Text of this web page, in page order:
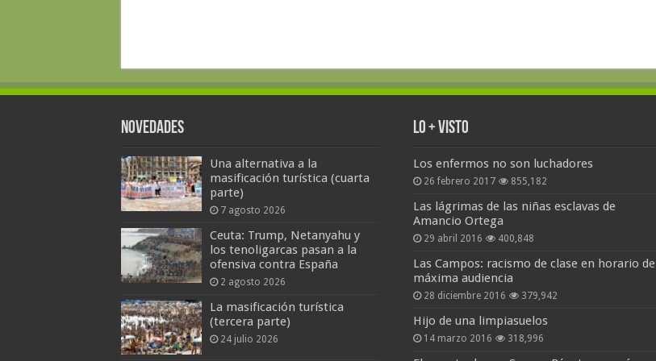
Novedades
Una alternativa a la
masificación turística (cuarta
parte)
7 agosto 2026
Ceuta: Trump, Netanyahu y
los tenoligarcas pasan a la
ofensiva contra España
2 agosto 2026
La masificación turística
(tercera parte)
24 julio 2026
Lo + Visto
Los enfermos no son luchadores
26 febrero 2017 855,182
Las lágrimas de las niñas esclavas de
Amancio Ortega
29 abril 2016 400,848
Las Campos: racismo de clase en horario de
máxima audiencia
28 diciembre 2016 379,942
Hijo de una limpiasuelos
14 marzo 2016 318,996